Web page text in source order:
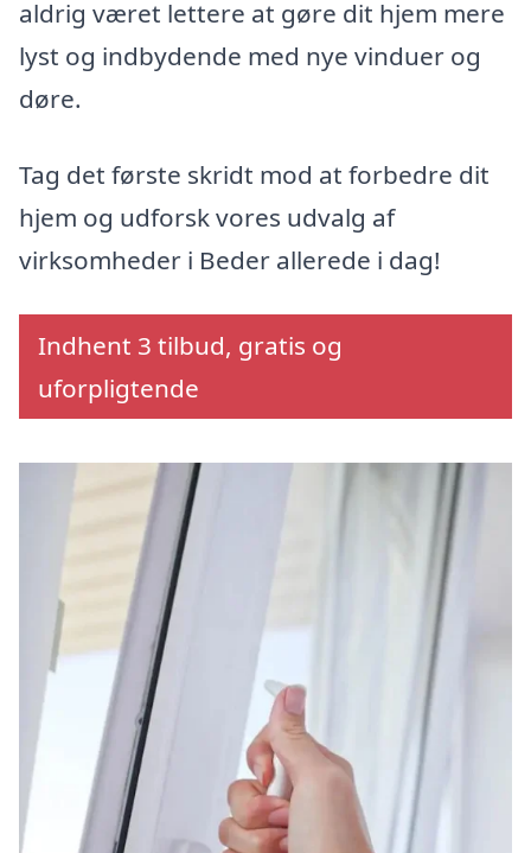
aldrig været lettere at gøre dit hjem mere
lyst og indbydende med nye vinduer og
døre.
Tag det første skridt mod at forbedre dit
hjem og udforsk vores udvalg af
virksomheder i Beder allerede i dag!
Indhent 3 tilbud, gratis og
uforpligtende